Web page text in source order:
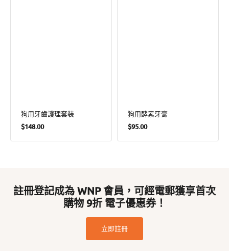
狗用牙齒護理套裝
定
$148.00
狗用酵素牙膏
定
$95.00
註冊登記成為 WNP 會員，可經電郵獲享首次
購物 9折 電子優惠券！
立即註冊